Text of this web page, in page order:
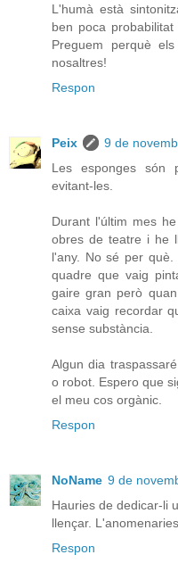
L'humà està
ben poca
Preguem perquè
nosaltres!
Respon
Peix
9 de
Les esponges són
evitant-les.
Durant l'últim mes
obres de teatre i he
l'any. No sé per
quadre que vaig
gaire gran però
caixa vaig recordar
sense substància.
Algun dia
o robot. Espero que
el meu cos orgànic.
Respon
NoName 9 de
Hauries de dedicar-li
llençar.
Respon